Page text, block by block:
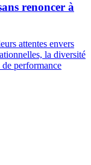
renoncer à
attentes envers
la diversité
performance